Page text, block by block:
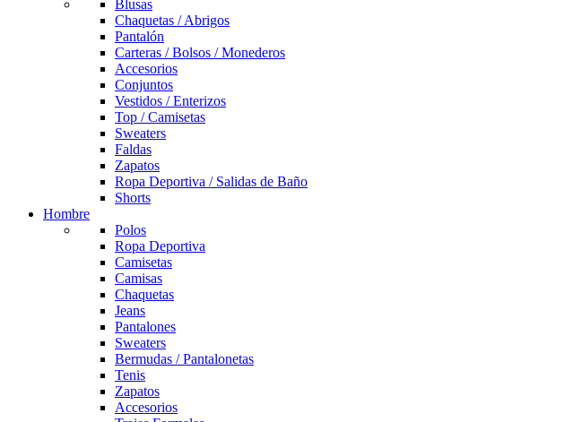
Blusas
Chaquetas / Abrigos
Pantalón
Carteras / Bolsos / Monederos
Accesorios
Conjuntos
Vestidos / Enterizos
Top / Camisetas
Sweaters
Faldas
Zapatos
Ropa Deportiva / Salidas de Baño
Shorts
Hombre
Polos
Ropa Deportiva
Camisetas
Camisas
Chaquetas
Jeans
Pantalones
Sweaters
Bermudas / Pantalonetas
Tenis
Zapatos
Accesorios